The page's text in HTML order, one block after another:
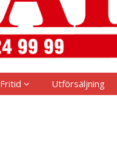
Fritid Utförsäljning